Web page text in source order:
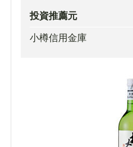
投資推薦元
小樽信用金庫